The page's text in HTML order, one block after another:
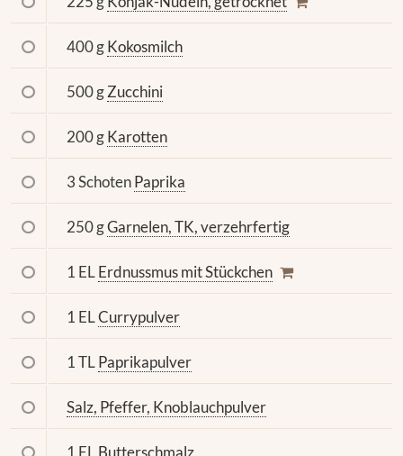
400 gKokosmilch
500 gZucchini
200 gKarotten
3 SchotenPaprika
250 gGarnelen, TK, verzehrfertig
1 ELErdnussmus mit Stückchen
1 ELCurrypulver
1 TLPaprikapulver
Salz, Pfeffer, Knoblauchpulver
1 EL Butterschmalz